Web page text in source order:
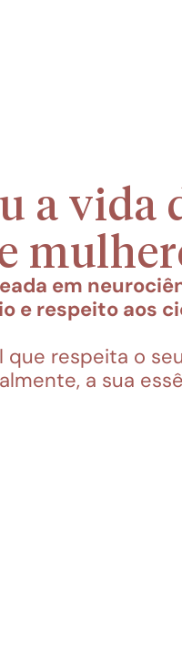
a vida
em
e respeito aos
que respeita o
a sua